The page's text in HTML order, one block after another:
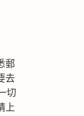
郵
去
切
上